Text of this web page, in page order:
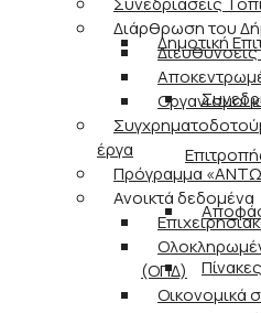
Δημοτική
Διάρθρωση του
Οργανισμοί
έργα
Πρόγραμμα
Ανοικτά δεδομένα
(ΟΠΔ)
Οικονομικά